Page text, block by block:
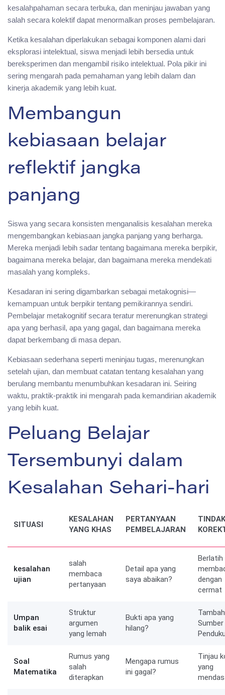
kesalahpahaman secara terbuka, dan meninjau jawaban yang
salah secara kolektif dapat menormalkan proses pembelajaran.
Ketika kesalahan diperlakukan sebagai komponen alami dari
eksplorasi intelektual, siswa menjadi lebih bersedia untuk
bereksperimen dan mengambil risiko intelektual. Pola pikir ini
sering mengarah pada pemahaman yang lebih dalam dan
kinerja akademik yang lebih kuat.
Membangun
kebiasaan belajar
reflektif jangka
panjang
Siswa yang secara konsisten menganalisis kesalahan mereka
mengembangkan kebiasaan jangka panjang yang berharga.
Mereka menjadi lebih sadar tentang bagaimana mereka berpikir,
bagaimana mereka belajar, dan bagaimana mereka mendekati
masalah yang kompleks.
Kesadaran ini sering digambarkan sebagai metakognisi—
kemampuan untuk berpikir tentang pemikirannya sendiri.
Pembelajar metakognitif secara teratur merenungkan strategi
apa yang berhasil, apa yang gagal, dan bagaimana mereka
dapat berkembang di masa depan.
Kebiasaan sederhana seperti meninjau tugas, merenungkan
setelah ujian, dan membuat catatan tentang kesalahan yang
berulang membantu menumbuhkan kesadaran ini. Seiring
waktu, praktik-praktik ini mengarah pada kemandirian akademik
yang lebih kuat.
Peluang Belajar
Tersembunyi dalam
Kesalahan Sehari-hari
SITUASI
KESALAHAN
YANG KHAS
PERTANYAAN
PEMBELAJARAN
kesalahan
ujian
salah
membaca
pertanyaan
Detail apa yang
saya abaikan?
Berlatih
dengan
cermat
Umpan
balik esai
Struktur
argumen
yang lemah
Bukti apa yang
hilang?
Sumber
Soal
Matematika
Rumus yang
salah
diterapkan
Mengapa rumus
ini gagal?
Tinjau
yang